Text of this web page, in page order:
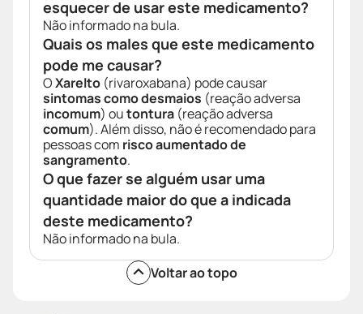
esquecer de usar este medicamento?
Não informado na bula.
Quais os males que este medicamento
pode me causar?
OXarelto (rivaroxabana) pode causar
sintomas como desmaios (reação adversa
incomum) outontura (reação adversa
comum). Além disso, não é recomendado para
pessoas com risco aumentado de
sangramento.
O que fazer se alguém usar uma
quantidade maior do que a indicada
deste medicamento?
Não informado na bula.
Voltar ao topo